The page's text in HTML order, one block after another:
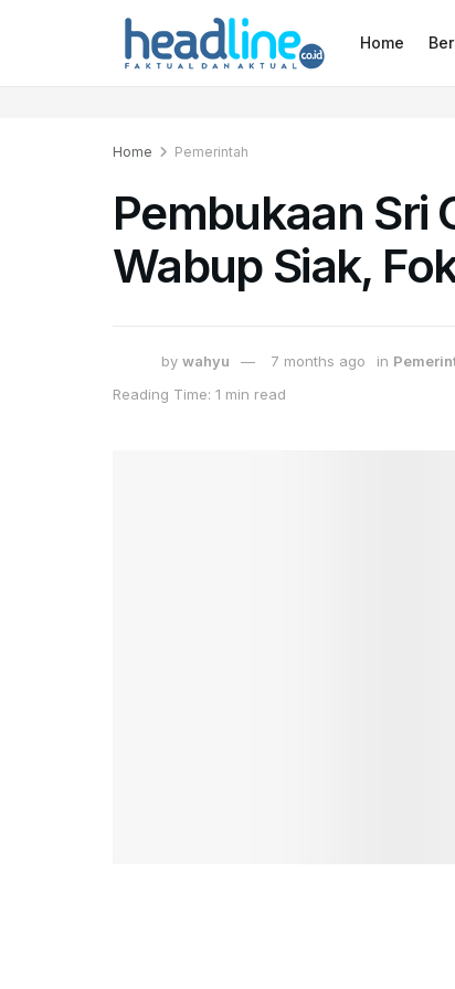
Home
Home Pemerintah
Pembukaan Sri
Wabup Siak,
by wahyu 7 months ago in
Reading Time: 1 min read